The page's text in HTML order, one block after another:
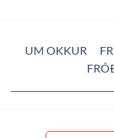
UM OKKUR